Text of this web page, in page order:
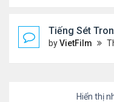
Tiếng Sét
byVietFilm Thứ 3
Hiển thị